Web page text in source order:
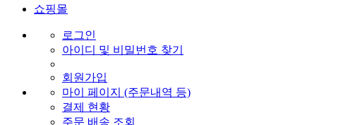
쇼핑몰
로그인
아이디 및 비밀번호 찾기
회원가입
마이 페이지 (주문내역 등)
결제 현황
주문 배송 조회